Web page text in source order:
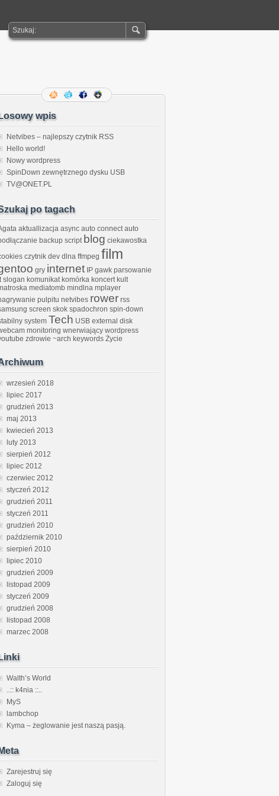
4 -f matroska capture.mkv
0 -f matroska -acodec ac3
Losowy wpis
Netvibes – najlepszy czytnik RSS
Hello world!
Nowy wordpress
SpinDown zewnętrznego dysku USB
TV@ONET.PL
po tagach
aktuallizacja async auto connect auto
backup script blog ciekawostka
czytnik dev dlna ffmpeg film
gry internet IP gawk parsowanie
slogan komunikat komórka koncert kult
mediatomb mindlna mplayer
pulpitu netvibes rower rss
screen skok spadochron spin-down
system Tech USB external disk
monitoring wnerwiający wordpress
zdrowie ~arch keywords Życie
wrzesień 2018
lipiec 2017
grudzień 2013
maj 2013
kwiecień 2013
luty 2013
sierpień 2012
lipiec 2012
czerwiec 2012
styczeń 2012
grudzień 2011
styczeń 2011
grudzień 2010
październik 2010
sierpień 2010
lipiec 2010
grudzień 2009
listopad 2009
styczeń 2009
grudzień 2008
listopad 2008
marzec 2008
Linki
Walth’s World
..:: k4nia ::..
MyS
lambchop
Kyma – żeglowanie jest naszą pasją.
Meta
Zarejestruj się
Zaloguj się